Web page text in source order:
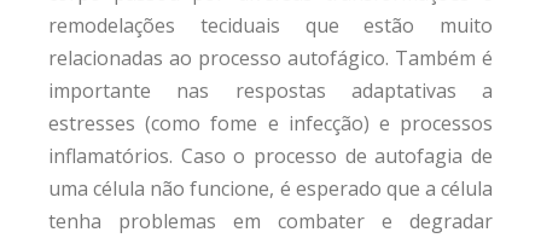
remodelações teciduais que estão muito
relacionadas ao processo autofágico. Também é
importante nas respostas adaptativas a
estresses (como fome e infecção) e processos
inflamatórios. Caso o processo de autofagia de
uma célula não funcione, é esperado que a célula
tenha problemas em combater e degradar